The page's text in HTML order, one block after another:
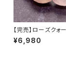
【完売】ローズクォ
ライスカット ブレス
ジェライス産】
¥6,980